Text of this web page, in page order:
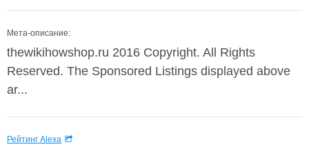
Мета-описание:
thewikihowshop.ru 2016 Copyright. All Rights
Reserved. The Sponsored Listings displayed above
ar...
Рейтинг Alexa